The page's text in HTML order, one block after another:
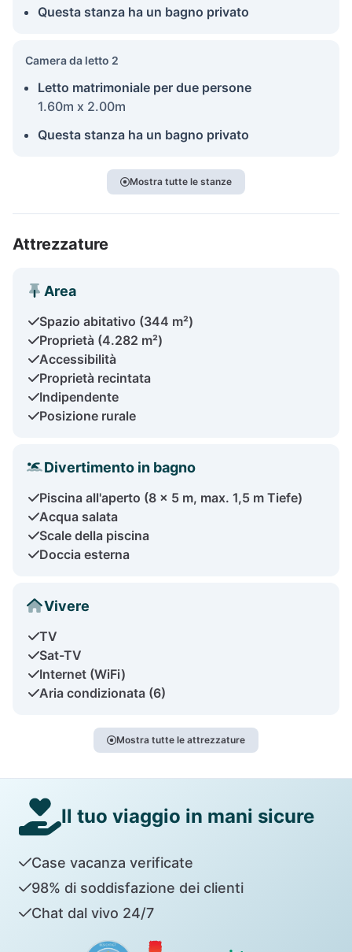
Questa stanza ha un bagno privato
Camera da letto 2
Letto matrimoniale per due persone
1.60m x 2.00m
Questa stanza ha un bagno privato
Mostra tutte le stanze
Attrezzature
Area
Spazio abitativo (344 m²)
Proprietà (4.282 m²)
Accessibilità
Proprietà recintata
Indipendente
Posizione rurale
Divertimento in bagno
Piscina all'aperto (8 x 5 m, max. 1,5 m Tiefe)
Acqua salata
Scale della piscina
Doccia esterna
Vivere
TV
Sat-TV
Internet (WiFi)
Aria condizionata (6)
Mostra tutte le attrezzature
Il tuo viaggio in mani sicure
Case vacanza verificate
98% di soddisfazione dei clienti
Chat dal vivo 24/7